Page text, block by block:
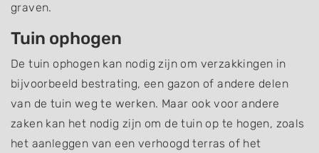
graven.
Tuin ophogen
De tuin ophogen kan nodig zijn om verzakkingen in
bijvoorbeeld bestrating, een gazon of andere delen
van de tuin weg te werken. Maar ook voor andere
zaken kan het nodig zijn om de tuin op te hogen, zoals
het aanleggen van een verhoogd terras of het